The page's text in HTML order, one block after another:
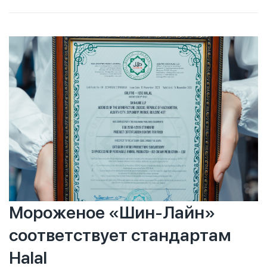
в нашем приложении. Обратите внимание: на упаковке
может отсутствовать знак «Халяль», поэтому для
уверенности в соответствии стандартам исламского
питания стоит сверяться с официальным списком.
Мороженое «Шин-Лайн»
соответствует стандартам
Halal